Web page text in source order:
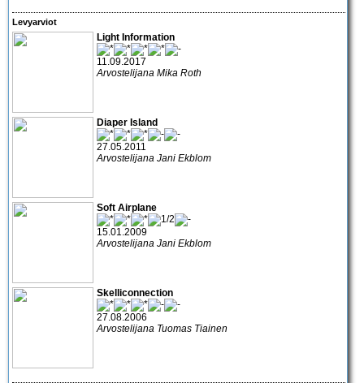
Levyarviot
Light Information
11.09.2017
Arvostelijana Mika Roth
Diaper Island
27.05.2011
Arvostelijana Jani Ekblom
Soft Airplane
15.01.2009
Arvostelijana Jani Ekblom
Skelliconnection
27.08.2006
Arvostelijana Tuomas Tiainen